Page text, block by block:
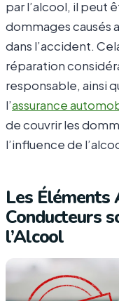
par l’alcool, il peut
dommages causés
dans l’accident.
réparation
responsable, ainsi
l’assurance
de couvrir les
l’influence de
Les Éléments
Conducteurs
l’Alcool